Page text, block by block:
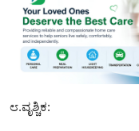
೮.ವೃಶ್ಚಿಕ: